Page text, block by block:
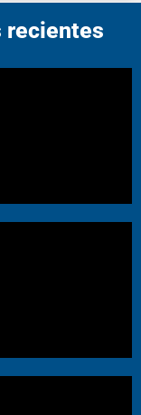
recientes